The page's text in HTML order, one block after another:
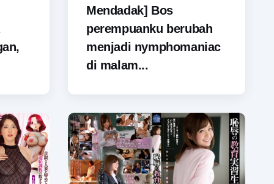
Mendadak] Bos
perempuanku berubah
menjadi nymphomaniac
di malam...